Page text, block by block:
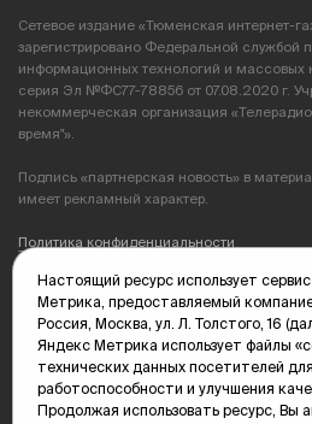
Сетевое издание «Тюменская интернет-
зарегистрировано Федеральной службой
информационных технологий и массовых
серия Эл №ФС77-78856 от 07.08.2020 г.
некоммерческая организация
время"».
Подпись «партнерская новость» в
имеет рекламный характер.
Политика конфиденциальности
Редакция: 625035, Тюмень, пр.
(3452) 68-89-05
edit@vsluh.ru
Главный редактор: Панкина Т.Ю.
kika@vsluh.ru
Настоящий ресурс использует
Метрика, предоставляемый
Россия, Москва, ул. Л. Толстого, 16
Яндекс Метрика использует файлы
технических данных посетителей
работоспособности и улучшения
Продолжая использовать ресурс, Вы